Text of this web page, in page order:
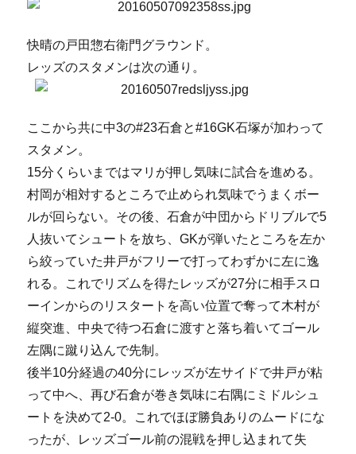
快晴の戸田惣右衛門グラウンド。
レッズのスタメンは次の通り。
ここから共に中3の#23石倉と#16GK石塚が加わって
スタメン。
15分くらいまではマリが押し気味に試合を進める。
村岡が相対するところで止められ気味でうまくボー
ルが回らない。その後、石倉が中団からドリブルで5
人抜いてシュートを放ち、GKが弾いたところを左か
ら絞っていた井戸がフリーで打ってわずかに左に逸
れる。これでリズムを得たレッズが27分に相手スロ
ーインからのリスタートを高い位置で奪って木村が
縦突進、中央で待つ石倉に渡すと落ち着いてゴール
左隅に蹴り込んで先制。
後半10分経過の40分にレッズが左サイドで井戸が粘
って中へ、再び石倉が巻き気味に右隅にミドルシュ
ートを決めて2-0。これでほぼ勝負ありのムードにな
ったが、レッズゴール前の混戦を押し込まれて失